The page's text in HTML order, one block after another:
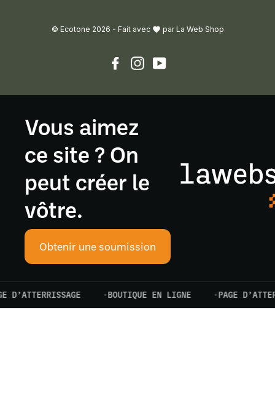
© Ecotone 2026 - Fait avec parLa Web Shop
FacebookInstagram
Vous aimez
ce site ? On
peut créer le
vôtre.
Obtenir une soumission
BOUTIQUE EN LIGNE PAGE